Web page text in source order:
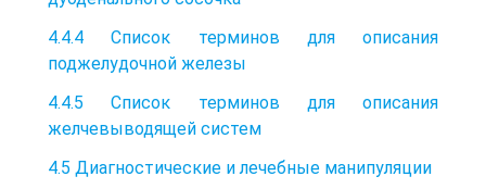
4.4.4 Список терминов для описания
поджелудочной железы
4.4.5 Список терминов для описания
желчевыводящей систем
4.5 Диагностические и лечебные манипуляции